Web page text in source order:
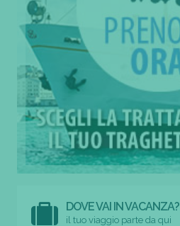
DOVE VAI IN VACANZA?
il tuo viaggio parte da qui